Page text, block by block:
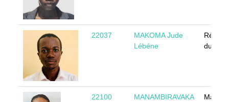
22037
MAKOMA Jude
Lébéne
du
22100
MANAMBIRAVAKA